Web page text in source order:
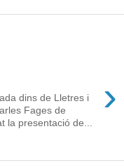
›
dins de Lletres i
Fages de
la presentació de...